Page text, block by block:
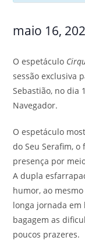
maio 16,
O espetáculo
sessão exclusiva
Sebastião, no dia
Navegador.
O espetáculo
do Seu Serafim,
presença por
A dupla
humor, ao
longa jornada em
bagagem as
poucos prazeres.